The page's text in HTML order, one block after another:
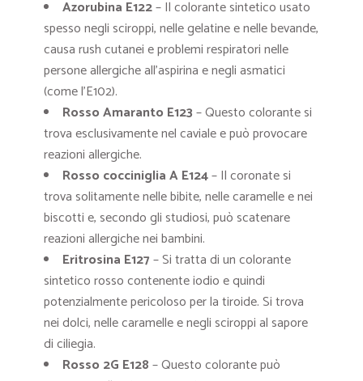
Azorubina E122– Il colorante sintetico usato
spesso negli sciroppi, nelle gelatine e nelle bevande,
causa rush cutanei e problemi respiratori nelle
persone allergiche all’aspirina e negli asmatici
(come l’E102).
Rosso Amaranto E123– Questo colorante si
trova esclusivamente nel caviale e può provocare
reazioni allergiche.
Rosso cocciniglia A E124– Il coronate si
trova solitamente nelle bibite, nelle caramelle e nei
biscotti e, secondo gli studiosi, può scatenare
reazioni allergiche nei bambini.
Eritrosina E127– Si tratta di un colorante
sintetico rosso contenente iodio e quindi
potenzialmente pericoloso per la tiroide. Si trova
nei dolci, nelle caramelle e negli sciroppi al sapore
di ciliegia.
Rosso 2G E128– Questo colorante può